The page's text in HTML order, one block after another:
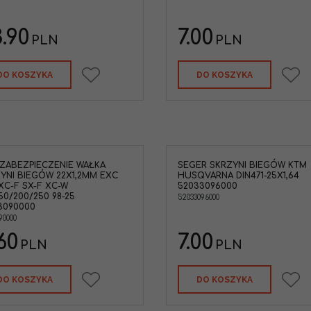
PLN
KOSZYKA
Długość
7.00 PLN
DO KOSZYKA
WAŁKA
BIEGÓW 22X1,2MM EXC
F SX-F XC-W
200/250 98-25
PLN
KOSZYKA
KTM 52033096000 Pierścień
zabezpieczający segera 25x1,64
trybu skrzyni biegów KTM SX EXC
EXC-F SX-F LC4 SM SMC SMS
Hysqvarna
Średnica wewnętrzna
Typ Pojazdu
MX,Motocykl,Enduro
SEGER SKRZYNI BIEGÓW KTM
HUSQVARNA DIN471-25X1,64
52033096000
52033096000
7.00 PLN
DO KOSZYKA
Pireścień
WS25 skrzyni biegów
Husqvarna Gas Gas